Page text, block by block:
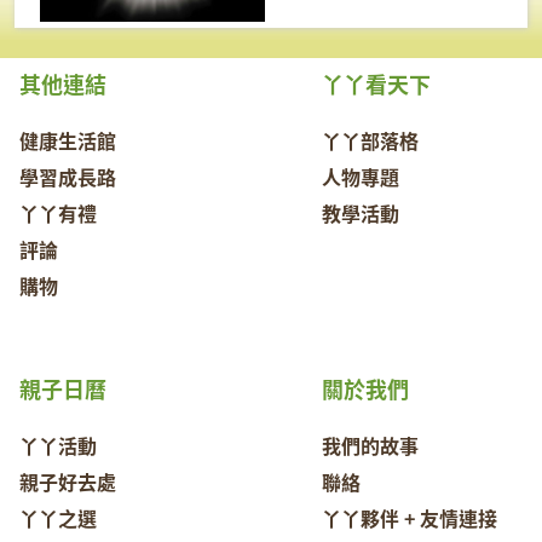
其他連結
健康生活館
學習成長路
丫丫有禮
評論
購物
丫丫看天下
丫丫部落格
人物專題
教學活動
關於我們
我們的故事
聯絡
丫丫夥伴 + 友情連接
親子日曆
丫丫活動
親子好去處
丫丫之選